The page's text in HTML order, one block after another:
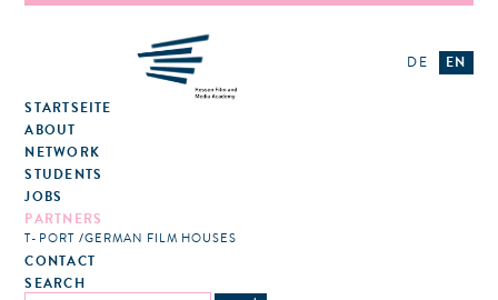
STARTSEITE
ABOUT
NETWORK
STUDENTS
JOBS
PARTNERS
T-PORT GERMAN FILM HOUSES
CONTACT
SEARCH
DE EN